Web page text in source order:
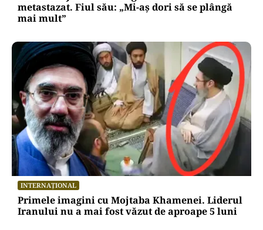
metastazat. Fiul său: „Mi-aș dori să se plângă
mai mult”
INTERNAȚIONAL
Primele imagini cu Mojtaba Khamenei. Liderul
Iranului nu a mai fost văzut de aproape 5 luni